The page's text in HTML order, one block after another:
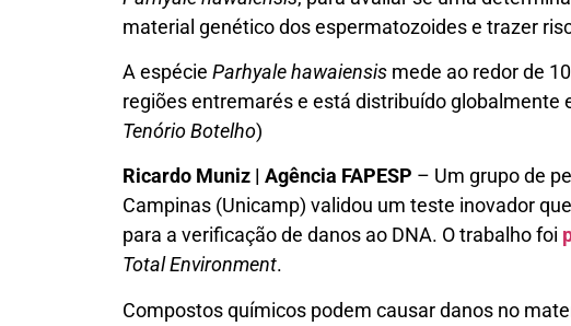
material genético dos espermatozoides e trazer
A espécie Parhyale hawaiensis mede ao redor de
regiões entremarés e está distribuído globalmente
Tenório Botelho)
Ricardo Muniz | Agência FAPESP – Um grupo de
Campinas (Unicamp) validou um teste inovador
para a verificação de danos ao DNA. O trabalho foi
Total Environment.
Compostos químicos podem causar danos no